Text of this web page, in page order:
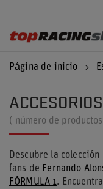
Página de inicio
( número de
Descubre la colección
fans de Fernando
FÓRMULA 1. Encuentra